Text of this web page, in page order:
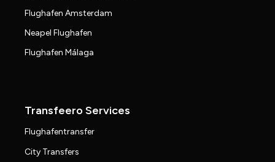
Flughafen Amsterdam
Neapel Flughafen
Flughafen Málaga
Transfeero Services
Flughafentransfer
City Transfers